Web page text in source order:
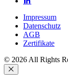
Impressum
Datenschutz
AGB
Zertifikate
© 2026 All Rights